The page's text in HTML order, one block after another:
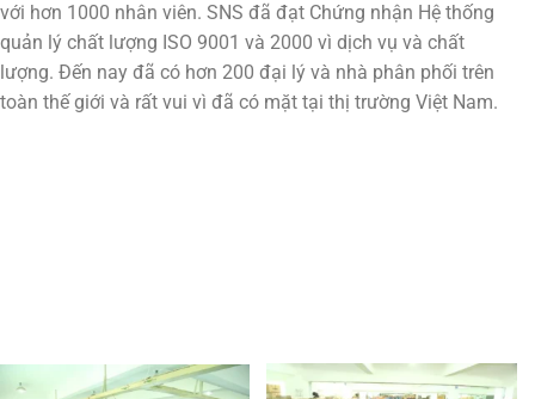
với hơn 1000 nhân viên. SNS đã đạt Chứng nhận Hệ thống
quản lý chất lượng ISO 9001 và 2000 vì dịch vụ và chất
lượng. Đến nay đã có hơn 200 đại lý và nhà phân phối trên
toàn thế giới và rất vui vì đã có mặt tại thị trường Việt Nam.